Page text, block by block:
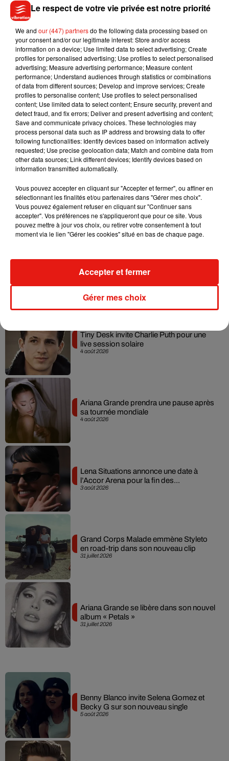
29 mars 2022
Essence : la remise de
18 centimes sera-t-elle
appliquée partout ?
4 5 6 7 8 9
Becky G sur son nouveau single
4 août 2026
Tiny Desk invite Charlie Puth pour une
live session solaire
4 août 2026
Ariana Grande prendra une pause après
sa tournée mondiale
3 août 2026
Lena Situations annonce une date à
l’Accor Arena pour la fin des...
31 juillet 2026
Grand Corps Malade emmène Styleto
en road-trip dans son nouveau clip
31 juillet 2026
Ariana Grande se libère dans son nouvel
album « Petals »
5 août 2026
Benny Blanco invite Selena Gomez et
Becky G sur son nouveau single
Le respect de votre vie privée est notre priorité
We and our (447) partnersdo the following data processing based on
your consent and/or our legitimate interest: Store and/or access
information on a device; Use limited data to select advertising; Create
profiles for personalised advertising; Use profiles to select personalised
advertising; Measure advertising performance; Measure content
performance; Understand audiences through statistics or combinations
of data from different sources; Develop and improve services; Create
profiles to personalise content; Use profiles to select personalised
content; Use limited data to select content; Ensure security, prevent and
detect fraud, and fix errors; Deliver and present advertising and content;
Save and communicate privacy choices. These technologies may
process personal data such as IP address and browsing data to offer
following functionalities: Identify devices based on information actively
requested; Use precise geolocation data; Match and combine data from
other data sources; Link different devices; Identify devices based on
information transmitted automatically.
Vous pouvez accepter en cliquant sur "Accepter et fermer", ou affiner en
sélectionnant les finalités et/ou partenaires dans "Gérer mes choix".
Vous pouvez également refuser en cliquant sur "Continuer sans
accepter". Vos préférences ne s'appliqueront que pour ce site. Vous
pouvez mettre à jour vos choix, ou retirer votre consentement à tout
moment via le lien "Gérer les cookies" situé en bas de chaque page.
Gérer mes choix
Accepter et fermer